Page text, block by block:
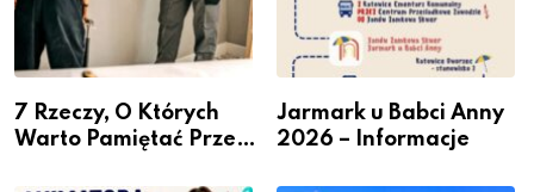
7 Rzeczy, O Których
Warto Pamiętać Przed
Jarmark u Babci Anny
2026 – Informacje